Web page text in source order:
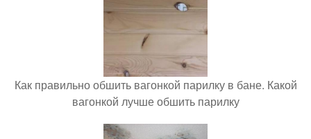
Как правильно обшить вагонкой парилку в бане. Какой
вагонкой лучше обшить парилку